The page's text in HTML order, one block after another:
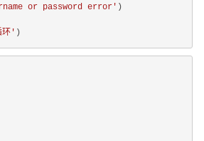
or password error' )
环'